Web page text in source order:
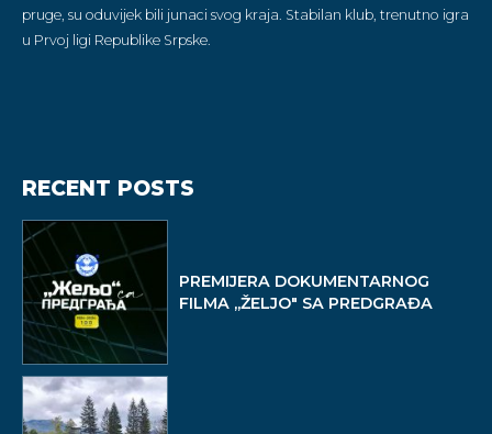
pruge, su oduvijek bili junaci svog kraja. Stabilan klub, trenutno igra
u Prvoj ligi Republike Srpske.
RECENT POSTS
PREMIJERA DOKUMENTARNOG
FILMA ,,ŽELJO" SA PREDGRAĐA